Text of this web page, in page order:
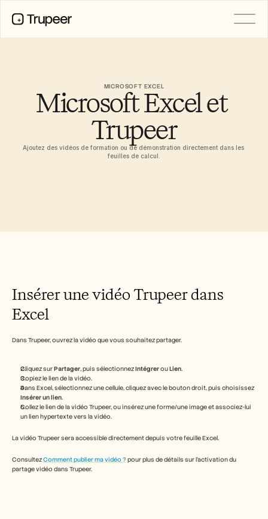
MICROSOFT EXCEL
Microsoft Excel et
Trupeer
Ajoutez des vidéos de formation ou de démonstration directement dans les
feuilles de calcul.
Insérer une vidéo Trupeer dans
Excel
Dans Trupeer, ouvrez la vidéo que vous souhaitez partager.
Cliquez sur Partager, puis sélectionnez Intégrer ou Lien.
Copiez le lien de la vidéo.
Insérer un lien.
Collez le lien de la vidéo Trupeer, ou insérez une forme/une image et associez-lui
un lien hypertexte vers la vidéo.
La vidéo Trupeer sera accessible directement depuis votre feuille Excel.
Consultez Comment publier ma vidéo ? pour plus de détails sur l’activation du
partage vidéo dans Trupeer.
Témoignages clients
Centre d'aide
Traduction
Base de connaissances
Enregistrement d’écran par IA
Announcement
CAS D'UTILISATION
Activation des ventes
Succès client
Formation
See more